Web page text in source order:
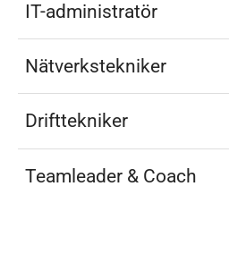
IT-administratör
Nätverkstekniker
Drifttekniker
Teamleader & Coach